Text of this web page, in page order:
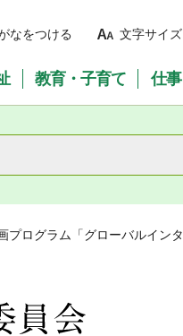
なをつける 文字サイ
教育・子育て 仕
ログラム「グローバルイン